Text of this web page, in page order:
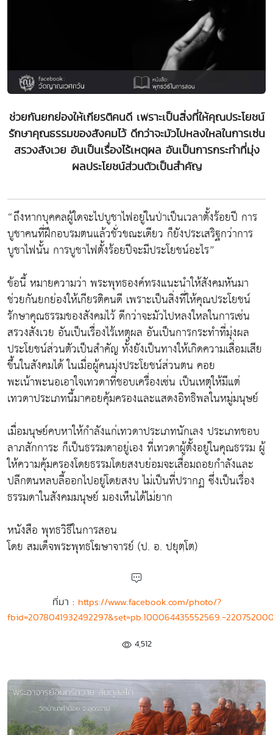
ช่วยกันยกย่องให้เกียรติคนดี เพราะเป็นสิ่งที่ให้คุณประโยชน์
รักษาคุณธรรมของสังคมไว้ ดีกว่าจะมัวไปหลงใหลในการเซ่น
สรวงสังเวย อันเป็นเรื่องไร้เหตุผล อันเป็นการกระทำที่มุ่ง
ผลประโยชน์ส่วนตัวเป็นสำคัญ
“ถึงหากบุคคลผู้ใดจะไปบูชาไฟอยู่ในป่าเป็นเวลาตั้งร้อยปี การ
บูชาคนที่ฝึกอบรมตนแล้วชั่วขณะเดียว ก็ยังประเสริฐกว่าการ
บูชาไฟนั้น การบูชาไฟตั้งร้อยปีจะมีประโยชน์อะไร”
ข้อนี้ หมายความว่า พระพุทธองค์ทรงแนะนำให้สังคมหันมา
ช่วยกันยกย่องให้เกียรติคนดี เพราะเป็นสิ่งที่ให้คุณประโยชน์
รักษาคุณธรรมของสังคมไว้ ดีกว่าจะมัวไปหลงใหลในการเซ่น
สรวงสังเวย อันเป็นเรื่องไร้เหตุผล อันเป็นการกระทำที่มุ่งผล
ประโยชน์ส่วนตัวเป็นสำคัญ ทั้งยังเป็นทางให้เกิดความเสื่อมเสีย
ขึ้นในสังคมได้ ในเมื่อผู้คนมุ่งประโยชน์ส่วนตน คอย
พะเน้าพะนอเอาใจเทวดาที่ชอบเครื่องเซ่น เป็นเหตุให้มีแต่
เทวดาประเภทนี้มาคอยคุ้มครองและแสดงอิทธิพลในหมู่มนุษย์
เมื่อมนุษย์คบหาให้กำลังแก่เทวดาประเภทนักเลง ประเภทชอบ
ลาภสักการะ ก็เป็นธรรมดาอยู่เอง ที่เทวดาผู้ตั้งอยู่ในคุณธรรม ผู้
ให้ความคุ้มครองโดยธรรมโดยสงบย่อมจะเสื่อมถอยกำลังและ
ปลีกตนหลบลี้ออกไปอยู่โดยสงบ ไม่เป็นที่ปรากฏ ซึ่งเป็นเรื่อง
ธรรมดาในสังคมมนุษย์ มองเห็นได้ไม่ยาก
หนังสือ พุทธวิธีในการสอน
โดย สมเด็จพระพุทธโฆษาจารย์ (ป. อ. ปยุตฺโต)
ที่มา : https://www.facebook.com/photo/?
fbid=2078041932492297&set=pb.100064435552569.-
4,512